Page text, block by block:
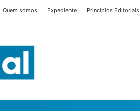
Quem somos Expediente Princípios Editoriais